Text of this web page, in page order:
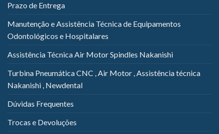
Prazo de Entrega
Manutenção e Assistência Técnica de Equipamentos
Odontológicos e Hospitalares
Assistência Técnica Air Motor Spindles Nakanishi
Turbina Pneumática CNC , Air Motor , Assistência técnica
Nakanishi , Newdental
Dúvidas Frequentes
Trocas e Devoluções